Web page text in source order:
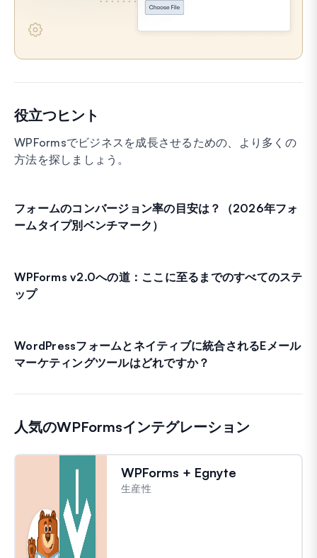
役立つヒント
WPFormsでビジネスを成長させるための、より多くの
方法を探しましょう。
フォームのコンバージョン率の目安は？（2026年フォ
ームタイプ別ベンチマーク）
WPForms v2.0への道：ここに至るまでのすべてのステ
ップ
WordPressフォームとネイティブに統合されるEメール
マーケティングツールはどれですか？
人気のWPFormsインテグレーション
WPForms + Egnyte
生産性